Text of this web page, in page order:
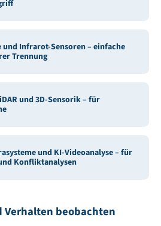
Infrarot-Sensoren – einfache
Trennung
und 3D-Sensorik – für
und KI-Videoanalyse – für
Konfliktanalysen
Verhalten beobachten